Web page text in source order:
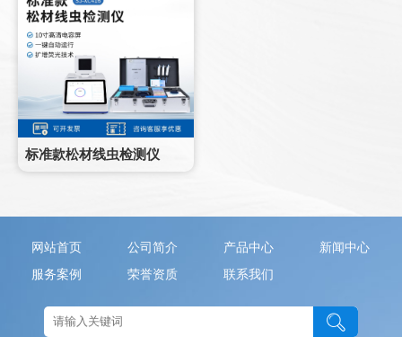
标准款松材线虫检测仪
网站首页 公司简介 产品中心
新闻中心
服务案例
荣誉资质 联系我们